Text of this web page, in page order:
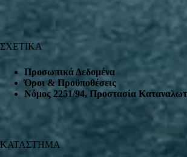
ΣΧΕΤΙΚΑ
Προσωπικά Δεδομένα
Όροι & Προϋποθέσεις
Nόμος 2251/94, Προστασία
ΚΑΤΑΣΤΗΜΑ